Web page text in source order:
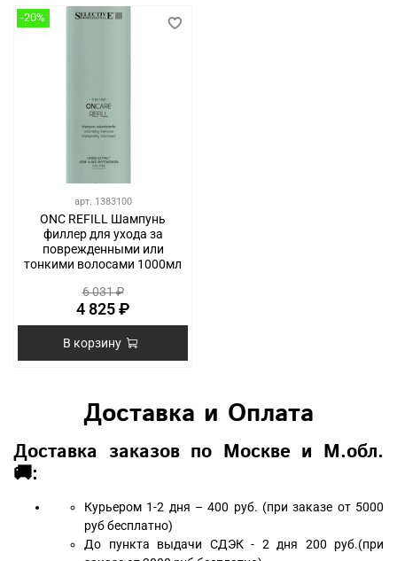
-20%
арт. 1383100
ONC REFILL Шампунь
филлер для ухода за
поврежденными или
тонкими волосами 1000мл
6 031 ₽
4 825 ₽
В корзину
Доставка и Оплата
Доставка заказов по Москве и М.обл.
🚚:
Курьером 1-2 дня – 400 руб. (при заказе от 5000
руб бесплатно)
До пункта выдачи СДЭК - 2 дня 200 руб.(при